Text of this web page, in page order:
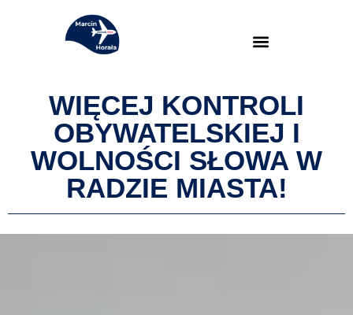
WIĘCEJ KONTROLI
OBYWATELSKIEJ I
WOLNOŚCI SŁOWA W
RADZIE MIASTA!